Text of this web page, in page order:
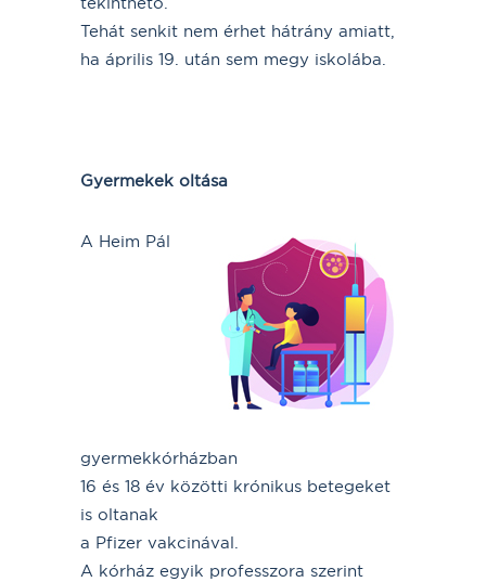
Tehát senkit nem érhet hátrány amiatt,
ha április 19. után sem megy iskolába.
Gyermekek oltása
A Heim Pál
gyermekkórházban
16 és 18 év közötti krónikus betegeket
is oltanak
a Pfizer vakcinával.
A kórház egyik professzora szerint